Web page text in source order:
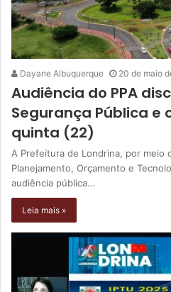
Dayane Albuquerque 20 de maio
Audiência do PPA
Segurança Pública e
quinta (22)
A Prefeitura de Londrina, por meio
Planejamento, Orçamento e
audiência pública…
Leia mais »